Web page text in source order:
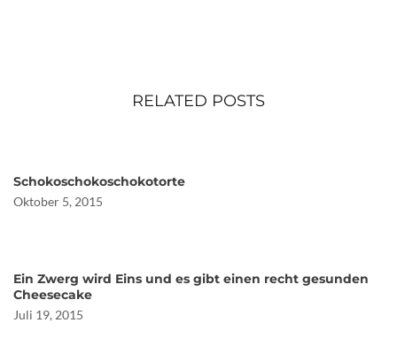
RELATED POSTS
Schokoschokoschokotorte
Oktober 5, 2015
Ein Zwerg wird Eins und es gibt einen recht gesunden
Cheesecake
Juli 19, 2015